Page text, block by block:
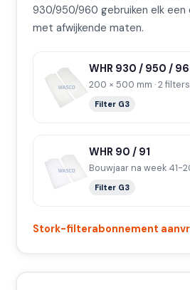
930/950/960 gebruiken elk
met afwijkende maten.
WHR 930 / 950 /
200 × 500 mm · 2
Filter G3
WHR 90 / 91
Bouwjaar na week 41-
Filter G3
Stork-filterabonnement